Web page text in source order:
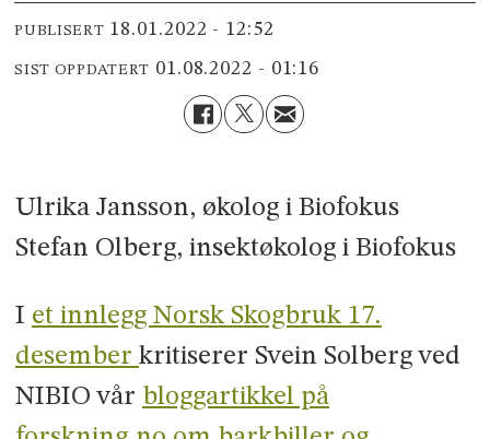
PUBLISERT 18.01.2022 - 12:52
SIST OPPDATERT 01.08.2022 - 01:16
Ulrika Jansson, økolog i Biofokus
Stefan Olberg, insektøkolog i Biofokus
I et innlegg Norsk Skogbruk 17.
desember kritiserer Svein Solberg ved
NIBIO vår bloggartikkel på